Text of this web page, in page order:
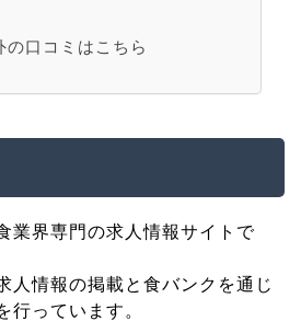
の口コミはこちら
業界専門の求人情報サイトで
人情報の掲載と食バンクを通じ
行っています。